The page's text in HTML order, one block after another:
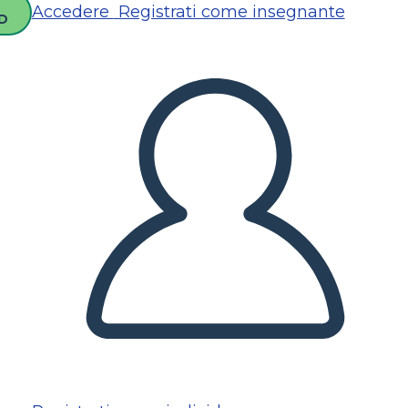
Accedere Registrati come insegnante